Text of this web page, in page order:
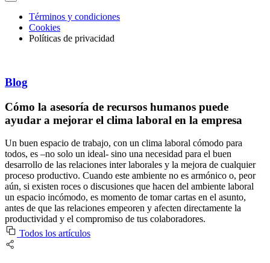
Términos y condiciones
Cookies
Políticas de privacidad
Blog
Cómo la asesoría de recursos humanos puede
ayudar a mejorar el clima laboral en la empresa
Un buen espacio de trabajo, con un clima laboral cómodo para
todos, es –no solo un ideal- sino una necesidad para el buen
desarrollo de las relaciones inter laborales y la mejora de cualquier
proceso productivo. Cuando este ambiente no es armónico o, peor
aún, si existen roces o discusiones que hacen del ambiente laboral
un espacio incómodo, es momento de tomar cartas en el asunto,
antes de que las relaciones empeoren y afecten directamente la
productividad y el compromiso de tus colaboradores.
Todos los artículos